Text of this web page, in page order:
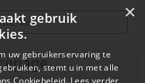
×
gebruik
uw gebruikerservaring te
stemt u in met alle
Cookiebeleid. Lees verder